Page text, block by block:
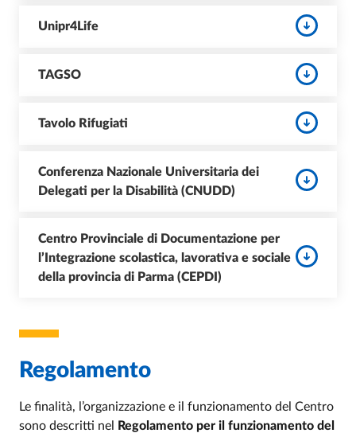
Unipr4Life
TAGSO
Tavolo Rifugiati
Conferenza Nazionale Universitaria dei
Delegati per la Disabilità (CNUDD)
Centro Provinciale di Documentazione per
l’Integrazione scolastica, lavorativa e sociale
della provincia di Parma (CEPDI)
Regolamento
Le finalità, l’organizzazione e il funzionamento del Centro
sono descritti nel
Regolamento per il funzionamento del